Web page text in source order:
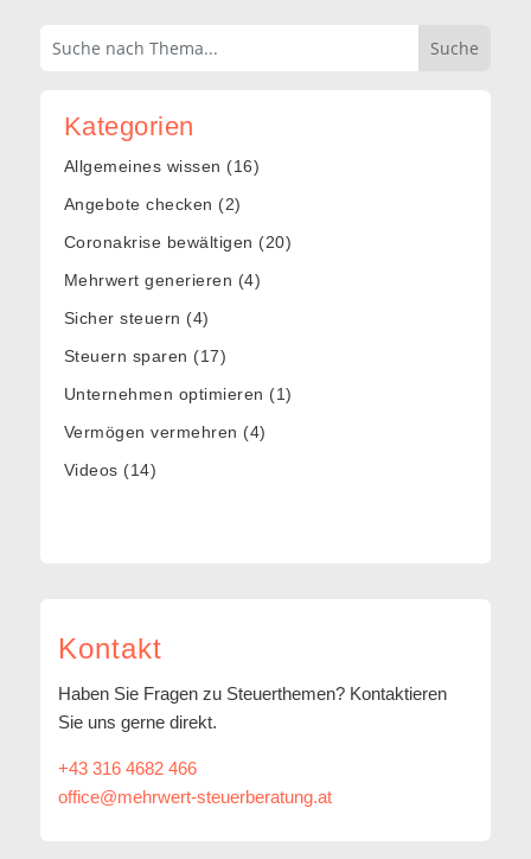
Kategorien
Allgemeines wissen (16)
Angebote checken (2)
Coronakrise bewältigen (20)
Mehrwert generieren (4)
Sicher steuern (4)
Steuern sparen (17)
Unternehmen optimieren (1)
Vermögen vermehren (4)
Videos (14)
Kontakt
Haben Sie Fragen zu Steuerthemen? Kontaktieren
Sie uns gerne direkt.
+43 316 4682 466
office@mehrwert-steuerberatung.at